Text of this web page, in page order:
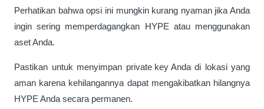
Perhatikan bahwa opsi ini mungkin kurang nyaman jika Anda
ingin sering memperdagangkan HYPE atau menggunakan
aset Anda.
Pastikan untuk menyimpan private key Anda di lokasi yang
aman karena kehilangannya dapat mengakibatkan hilangnya
HYPE Anda secara permanen.